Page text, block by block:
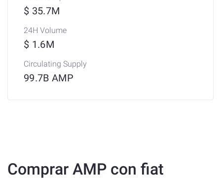
$ 35.7M
24H Volume
$ 1.6M
Circulating Supply
99.7B AMP
Comprar AMP con fiat